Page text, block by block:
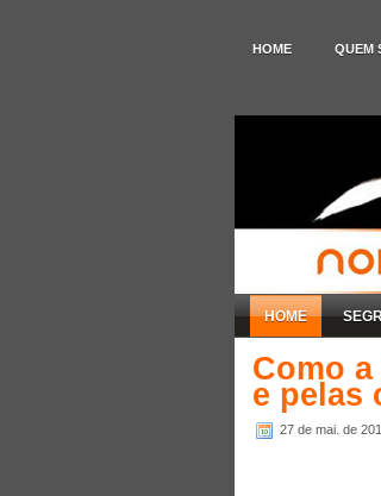
HOME QUEM
HOME
Como
e pelas
27 de mai. de